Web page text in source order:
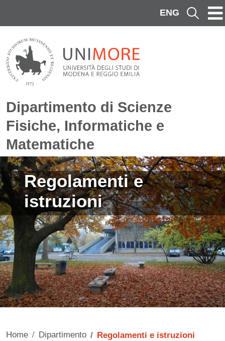
ENG Cerca
Dipartimento di Scienze
Fisiche, Informatiche e
Matematiche
Immagine
Regolamenti e
istruzioni
Home Dipartimento Regolamenti e istruzioni